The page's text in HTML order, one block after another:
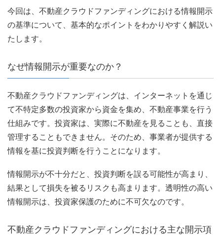
今回は、不動産クラウドファンディングにおける情報開示
の基準について、基本的なポイントをわかりやすく解説い
たします。
なぜ情報開示が重要なのか？
不動産クラウドファンディングは、インターネットを通じ
て不特定多数の投資家から資金を集め、不動産事業を行う
仕組みです。投資家は、実際に不動産を見ることも、直接
管理することもできません。そのため、事業者が提供する
情報を基に投資判断を行うことになります。
情報開示が不十分だと、投資判断を誤る可能性が高まり、
結果として損失を被るリスクも高まります。透明性の高い
情報開示は、投資家保護のために不可欠なのです。
不動産クラウドファンディングにおける主な開示項